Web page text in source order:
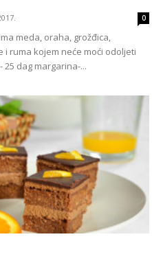
0
meda, oraha, grožđica,
i ruma kojem neće moći odoljeti
dag margarina-...